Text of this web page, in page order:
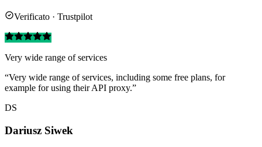
Verificato · Trustpilot
Very wide range of services
“Very wide range of services, including some free plans, for
example for using their API proxy.”
DS
Dariusz Siwek